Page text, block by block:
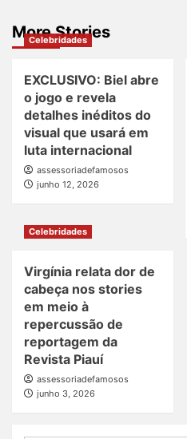
More Stories
Celebridades
EXCLUSIVO: Biel abre
o jogo e revela
detalhes inéditos do
visual que usará em
luta internacional
assessoriadefamosos
junho 12, 2026
Celebridades
Virgínia relata dor de
cabeça nos stories
em meio à
repercussão de
reportagem da
Revista Piauí
assessoriadefamosos
junho 3, 2026